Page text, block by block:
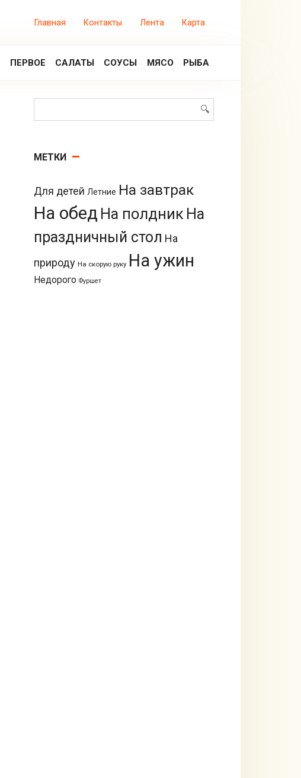
Главная Контакты Лента Карта
ПЕРВОЕ САЛАТЫ СОУСЫ МЯСО РЫБА
МЕТКИ
Для детей Летние На завтрак
На обед На полдник На
праздничный стол На
природу На скорую руку На ужин
Недорого Фуршет